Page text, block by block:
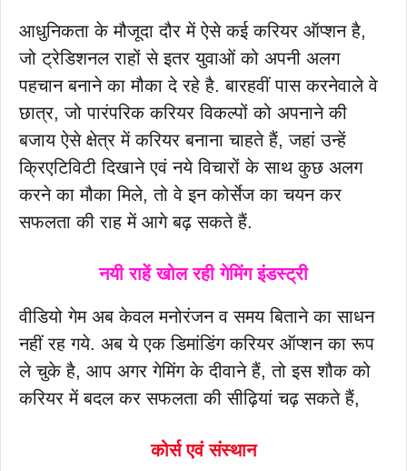
आधुनिकता के मौजूदा दौर में ऐसे कई करियर ऑप्शन है,
जो ट्रेडिशनल राहों से इतर युवाओं को अपनी अलग
पहचान बनाने का मौका दे रहे है. बारहवीं पास करनेवाले वे
छात्र, जो पारंपरिक करियर विकल्पों को अपनाने की
बजाय ऐसे क्षेत्र में करियर बनाना चाहते हैं, जहां उन्हें
क्रिएटिविटी दिखाने एवं नये विचारों के साथ कुछ अलग
करने का मौका मिले, तो वे इन कोर्सेज का चयन कर
सफलता की राह में आगे बढ़ सकते हैं.
नयी राहें खोल रही गेमिंग इंडस्ट्री
वीडियो गेम अब केवल मनोरंजन व समय बिताने का साधन
नहीं रह गये. अब ये एक डिमांडिंग करियर ऑप्शन का रूप
ले चुके है, आप अगर गेमिंग के दीवाने हैं, तो इस शौक को
करियर में बदल कर सफलता की सीढ़ियां चढ़ सकते हैं,
कोर्स एवं संस्थान